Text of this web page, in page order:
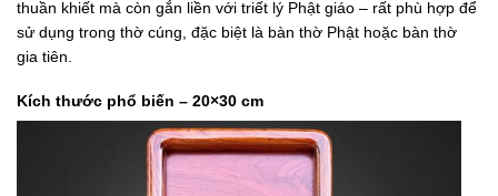
thuần khiết mà còn gắn liền với triết lý Phật giáo – rất phù hợp để
sử dụng trong thờ cúng, đặc biệt là bàn thờ Phật hoặc bàn thờ
gia tiên.
Kích thước phổ biến – 20×30 cm